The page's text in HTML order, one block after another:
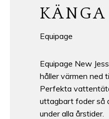
KÄNGA
Equipage
Equipage New
håller värmen ned
Perfekta
uttagbart foder så
under alla årstider.